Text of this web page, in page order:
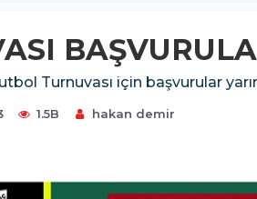
Turnuvası için başvurular
1.5B hakan demir